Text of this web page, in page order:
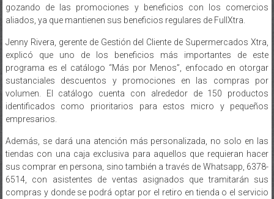
gozando de las promociones y beneficios con los comercios
aliados, ya que mantienen sus beneficios regulares de FullXtra.
Jenny Rivera, gerente de Gestión del Cliente de Supermercados Xtra,
explicó que uno de los beneficios más importantes de este
programa es el catálogo “Más por Menos”, enfocado en otorgar
sustanciales descuentos y promociones en las compras por
volumen. El catálogo cuenta con alrededor de 150 productos
identificados como prioritarios para estos micro y pequeños
empresarios.
Además, se dará una atención más personalizada, no solo en las
tiendas con una caja exclusiva para aquellos que requieran hacer
sus comprar en persona, sino también a través de Whatsapp, 6378-
6514, con asistentes de ventas asignados que tramitarán sus
compras y donde se podrá optar por el retiro en tienda o el servicio